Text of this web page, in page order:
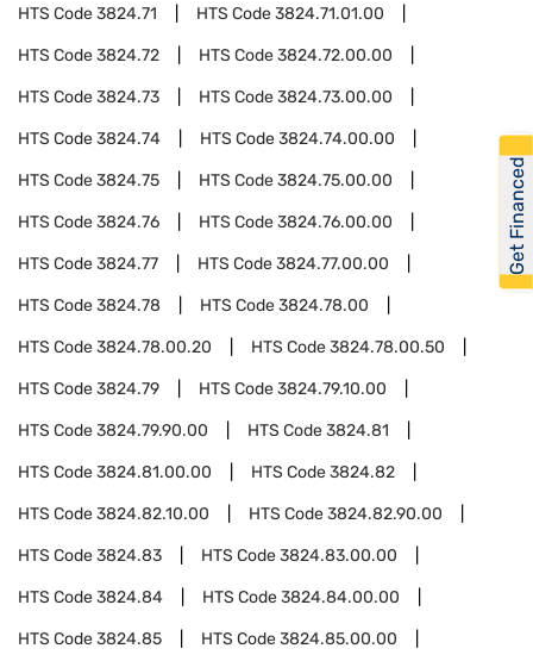
HTS Code3824.71 HTS Code3824.71.01.00
HTS Code3824.72 HTS Code3824.72.00.00
HTS Code3824.73 HTS Code3824.73.00.00
HTS Code3824.74 HTS Code3824.74.00.00
HTS Code3824.75 HTS Code3824.75.00.00
HTS Code3824.76 HTS Code3824.76.00.00
HTS Code3824.77 HTS Code3824.77.00.00
HTS Code3824.78 HTS Code3824.78.00
HTS Code3824.78.00.20 HTS Code3824.78.00.50
HTS Code3824.79 HTS Code3824.79.10.00
HTS Code3824.79.90.00 HTS Code3824.81
HTS Code3824.81.00.00 HTS Code3824.82
HTS Code3824.82.10.00 HTS Code3824.82.90.00
HTS Code3824.83 HTS Code3824.83.00.00
HTS Code3824.84 HTS Code3824.84.00.00
HTS Code3824.85 HTS Code3824.85.00.00
Get Financed